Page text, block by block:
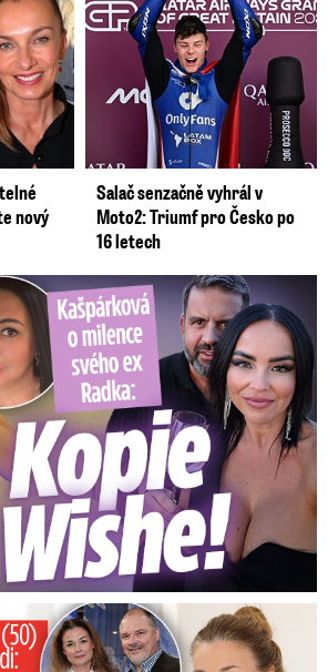
nový
Salač senzačně vyhrál v
Moto2: Triumf pro Česko po
16 letech
svého ex Radka: Kopie z Wishe!
zpovědi: Poprvé o operaci manžela